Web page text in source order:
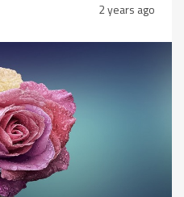
2 years ago